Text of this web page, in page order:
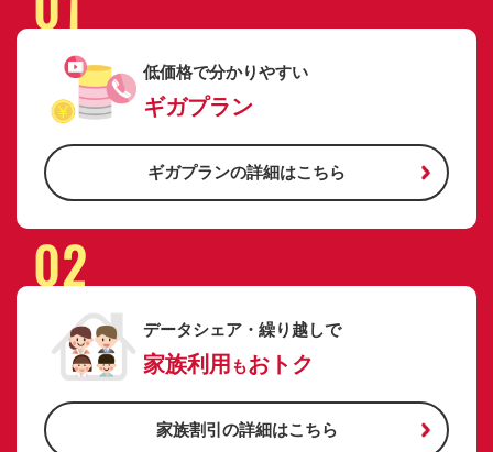
低価格で分かりやすい
ギガプラン
ギガプランの詳細はこちら
02
データシェア・繰り越しで
家族利用 もおトク
家族割引の詳細はこちら